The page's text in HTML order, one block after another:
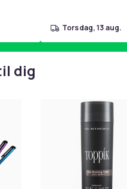
torsdag, 13 aug.
dig